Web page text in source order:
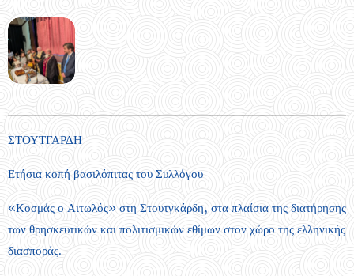
ΣΤΟΥΤΓΑΡΔΗ
Ετήσια κοπή βασιλόπιτας του Συλλόγου
«Κοσμάς ο Αιτωλός» στη Στουτγκάρδη, στα πλαίσια της διατήρησης
των θρησκευτικών και πολιτισμικών εθίμων στον χώρο της ελληνικής
διασποράς.